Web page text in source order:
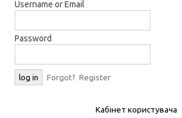
Username or Email
Password
Forgot? Register
Кабінет користувача